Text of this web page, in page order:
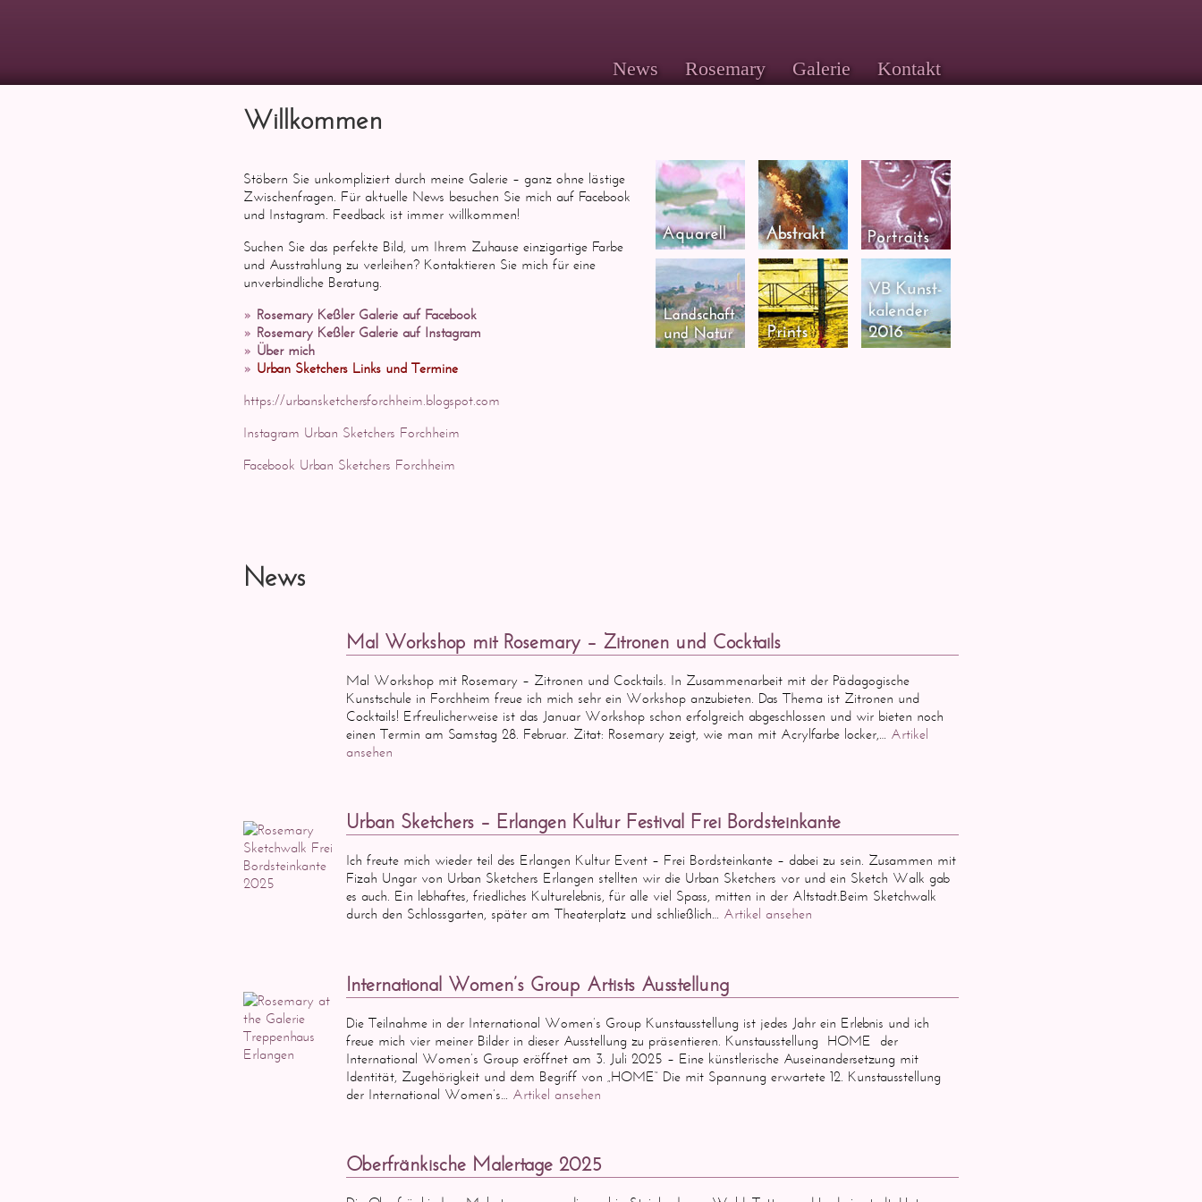
Kontakt
Galerie
Rosemary
News
Willkommen
Stöbern Sie unkompliziert durch meine Galerie – ganz ohne lästige
Zwischenfragen. Für aktuelle News besuchen Sie mich auf Facebook
und Instagram. Feedback ist immer willkommen!
Suchen Sie das perfekte Bild, um Ihrem Zuhause einzigartige Farbe
und Ausstrahlung zu verleihen? Kontaktieren Sie mich für eine
unverbindliche Beratung.
Rosemary Keßler Galerie auf Facebook
Rosemary Keßler Galerie auf Instagram
Über mich
Urban Sketchers Links und Termine
https://urbansketchersforchheim.blogspot.com
Instagram Urban Sketchers Forchheim
Facebook Urban Sketchers Forchheim
News
Mal Workshop mit Rosemary – Zitronen und Cocktails
Mal Workshop mit Rosemary – Zitronen und Cocktails. In Zusammenarbeit mit der Pädagogische
Kunstschule in Forchheim freue ich mich sehr ein Workshop anzubieten. Das Thema ist Zitronen und
Cocktails! Erfreulicherweise ist das Januar Workshop schon erfolgreich abgeschlossen und wir bieten noch
einen Termin am Samstag 28. Februar. Zitat: Rosemary zeigt, wie man mit Acrylfarbe locker,… Artikel
ansehen
Urban Sketchers – Erlangen Kultur Festival Frei Bordsteinkante
Ich freute mich wieder teil des Erlangen Kultur Event – Frei Bordsteinkante – dabei zu sein. Zusammen mit
Fizah Ungar von Urban Sketchers Erlangen stellten wir die Urban Sketchers vor und ein Sketch Walk gab
es auch. Ein lebhaftes, friedliches Kulturelebnis, für alle viel Spass, mitten in der Altstadt.Beim Sketchwalk
durch den Schlossgarten, später am Theaterplatz und schließlich… Artikel ansehen
International Women’s Group Artists Ausstellung
Die Teilnahme in der International Women’s Group Kunstausstellung ist jedes Jahr ein Erlebnis und ich
freue mich vier meiner Bilder in dieser Ausstellung zu präsentieren. Kunstausstellung HOME der
International Women’s Group eröffnet am 3. Juli 2025 – Eine künstlerische Auseinandersetzung mit
Identität, Zugehörigkeit und dem Begriff von „HOME“ Die mit Spannung erwartete 12. Kunstausstellung
der International Women’s… Artikel ansehen
Oberfränkische Malertage 2025